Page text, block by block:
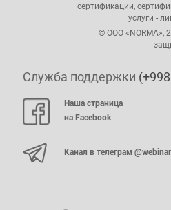
сертификации,
услуги -
© ООО «NORMA»,
Служба поддержки
Наша страница
на Facebook
Канал в телеграм